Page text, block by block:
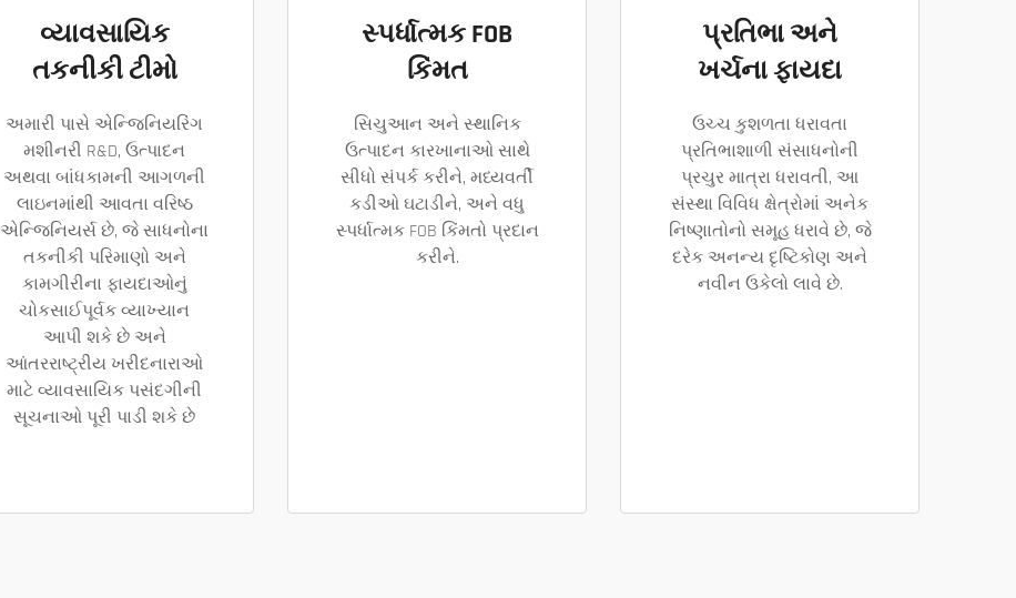
વ્યાવસાયિક
તકનીકી ટીમો
અમારી પાસે એન્જિનિયરિંગ
મશીનરી R&D, ઉત્પાદન
અથવા બાંધકામની આગળની
લાઇનમાંથી આવતા વરિષ્ઠ
એન્જિનિયર્સ છે, જે સાધનોના
તકનીકી પરિમાણો અને
કામગીરીના ફાયદાઓનું
ચોકસાઈપૂર્વક વ્યાખ્યાન
આપી શકે છે અને
આંતરરાષ્ટ્રીય ખરીદનારાઓ
માટે વ્યાવસાયિક પસંદગીની
સૂચનાઓ પૂરી પાડી શકે છે
સ્પર્ધાત્મક FOB
કિંમત
સિચુઆન અને સ્થાનિક
ઉત્પાદન કારખાનાઓ સાથે
સીધો સંપર્ક કરીને, મધ્યવર્તી
કડીઓ ઘટાડીને, અને વધુ
સ્પર્ધાત્મક FOB કિંમતો પ્રદાન
કરીને.
પ્રતિભા અને
ખર્ચના ફાયદા
ઉચ્ચ કુશળતા ધરાવતા
પ્રતિભાશાળી સંસાધનોની
પ્રચુર માત્રા ધરાવતી, આ
સંસ્થા વિવિધ ક્ષેત્રોમાં અનેક
નિષ્ણાતોનો સમૂહ ધરાવે છે, જે
દરેક અનન્ય દૃષ્ટિકોણ અને
નવીન ઉકેલો લાવે છે.